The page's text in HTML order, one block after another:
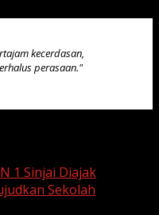
kecerdasan,
perasaan."
1 Sinjai Diajak
Sekolah